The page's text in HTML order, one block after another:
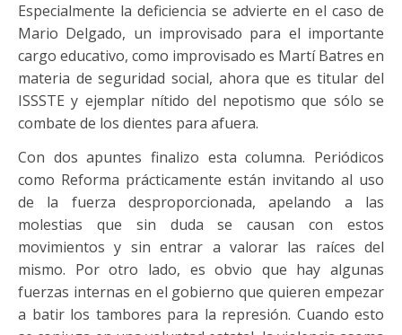
Especialmente la deficiencia se advierte en el caso de
Mario Delgado, un improvisado para el importante
cargo educativo, como improvisado es Martí Batres en
materia de seguridad social, ahora que es titular del
ISSSTE y ejemplar nítido del nepotismo que sólo se
combate de los dientes para afuera.
Con dos apuntes finalizo esta columna. Periódicos
como Reforma prácticamente están invitando al uso
de la fuerza desproporcionada, apelando a las
molestias que sin duda se causan con estos
movimientos y sin entrar a valorar las raíces del
mismo. Por otro lado, es obvio que hay algunas
fuerzas internas en el gobierno que quieren empezar
a batir los tambores para la represión. Cuando esto